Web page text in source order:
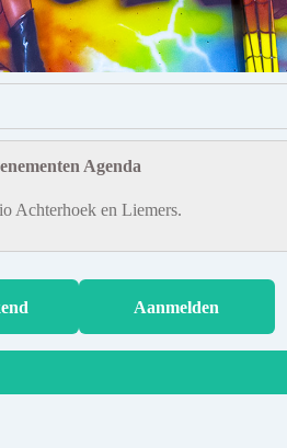
Agenda
Achterhoek en Liemers.
Aanmelden